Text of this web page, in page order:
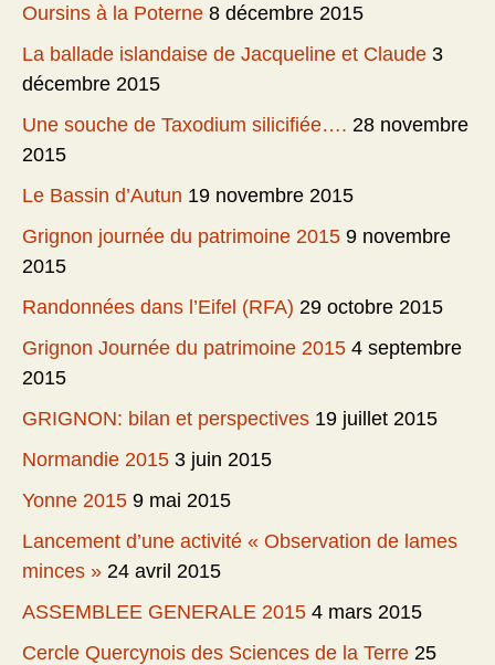
Oursins à la Poterne 8 décembre 2015
La ballade islandaise de Jacqueline et Claude 3
décembre 2015
Une souche de Taxodium silicifiée…. 28 novembre
2015
Le Bassin d’Autun 19 novembre 2015
Grignon journée du patrimoine 2015 9 novembre
2015
Randonnées dans l’Eifel (RFA) 29 octobre 2015
Grignon Journée du patrimoine 2015 4 septembre
2015
GRIGNON: bilan et perspectives 19 juillet 2015
Normandie 2015 3 juin 2015
Yonne 2015 9 mai 2015
Lancement d’une activité « Observation de lames
minces » 24 avril 2015
ASSEMBLEE GENERALE 2015 4 mars 2015
Cercle Quercynois des Sciences de la Terre 25